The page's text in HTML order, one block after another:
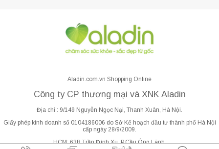
Aladin.com.vn Shopping Online
Công ty CP thương mại và XNK Aladin
Địa chỉ : 9/149 Nguyễn Ngọc Nại, Thanh Xuân, Hà Nội.
Giấy phép kinh doanh số 0104186006 do Sở Kế hoạch đầu tư thành phố Hà Nội
cấp ngày 28/9/2009.
HCM: 63B Trần Đình Xu, P.Cầu Ông Lãnh.